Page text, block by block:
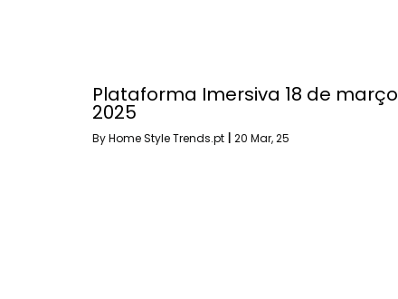
Plataforma Imersiva 18 de março
2025
ByHome Style Trends.pt 20 Mar, 25